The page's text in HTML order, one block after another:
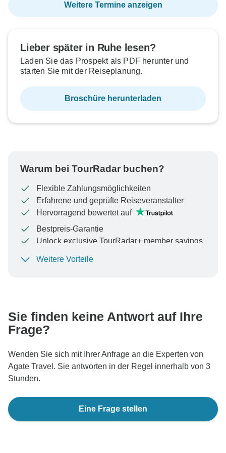
Weitere Termine anzeigen
Lieber später in Ruhe lesen?
Laden Sie das Prospekt als PDF herunter und
starten Sie mit der Reiseplanung.
Broschüre herunterladen
Warum bei TourRadar buchen?
Flexible Zahlungsmöglichkeiten
Erfahrene und geprüfte Reiseveranstalter
Hervorragend bewertet auf
Bestpreis-Garantie
Unlock exclusive TourRadar+ member savings
Um Ihre Zahlung zu schützen und sicherzustellen,
Weitere Vorteile
Sie finden keine Antwort auf Ihre
Frage?
Wenden Sie sich mit Ihrer Anfrage an die Experten von
Agate Travel. Sie antworten in der Regel innerhalb von 3
Stunden.
Eine Frage stellen